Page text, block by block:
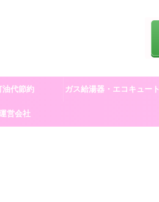
油代節約 ガス給湯器・エコキュート
営会社